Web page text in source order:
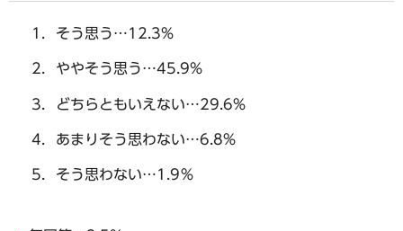
そう思う…12.3%
ややそう思う…45.9%
どちらともいえない…29.6%
あまりそう思わない…6.8%
そう思わない…1.9％